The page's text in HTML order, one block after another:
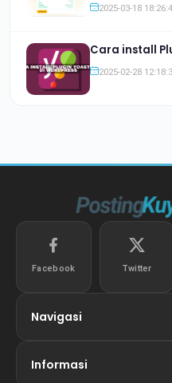
2025-03-18
Cara install
2025-02-28
Facebook Twitter
Navigasi
Informasi